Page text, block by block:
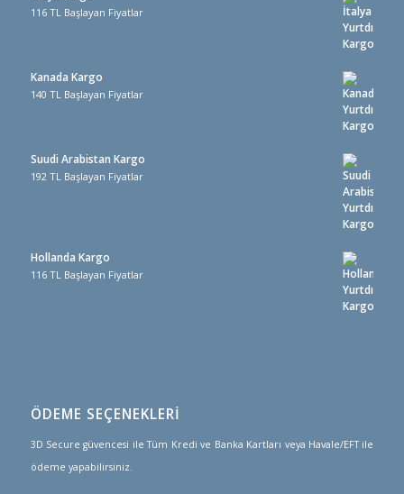
116 TL Başlayan Fiyatlar
Kanada Kargo
140 TL Başlayan Fiyatlar
Suudi Arabistan Kargo
192 TL Başlayan Fiyatlar
Hollanda Kargo
116 TL Başlayan Fiyatlar
ÖDEME SEÇENEKLERİ
3D Secure güvencesi ile Tüm Kredi ve Banka Kartları veya Havale/EFT ile
ödeme yapabilirsiniz.